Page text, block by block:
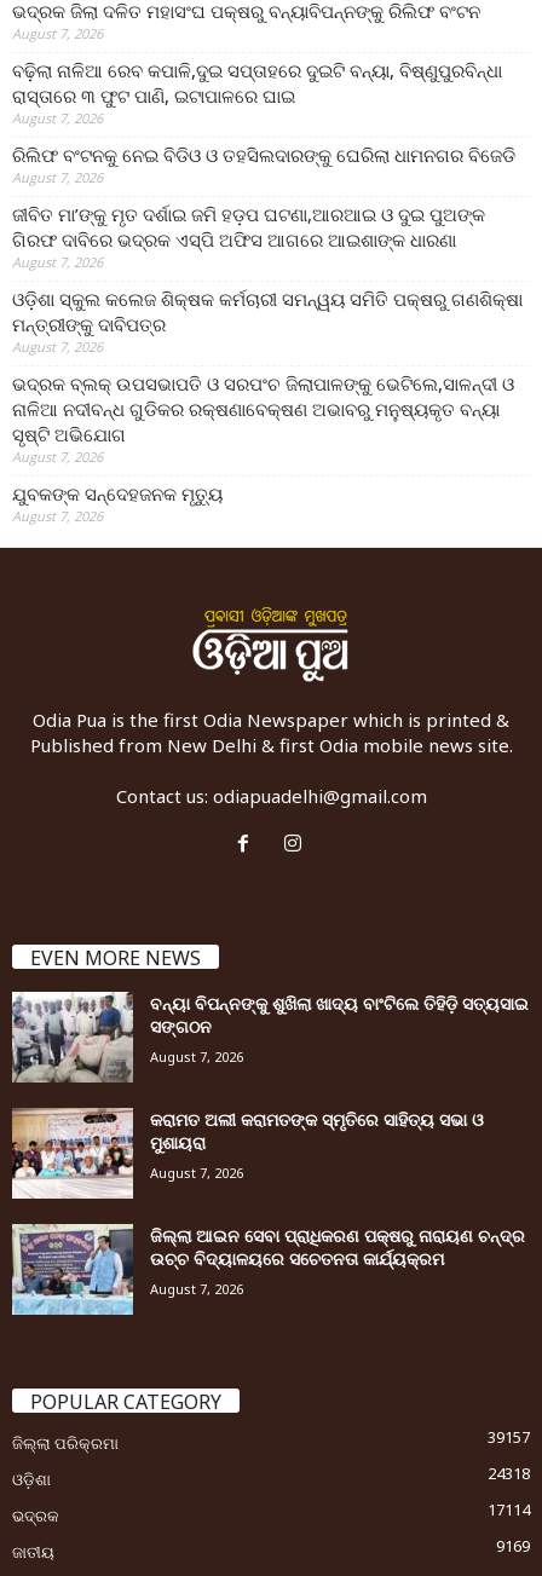
ଭଦ୍ରକ ଜିଲା ଦଳିତ ମହାସଂଘ ପକ୍ଷରୁ ବନ୍ୟାବିପନ୍ନଙ୍କୁ ରିଲିଫ ବଂଟନ
August 7, 2026
ବଢ଼ିଲା ନାଳିଆ ରେବ କପାଳି,ଦୁଇ ସପ୍ତାହରେ ଦୁଇଟି ବନ୍ୟା, ବିଷ୍ଣୁପୁରବିନ୍ଧା
ରାସ୍ତାରେ ୩ ଫୁଟ ପାଣି, ଇଟାପାଳରେ ଘାଇ
August 7, 2026
ରିଲିଫ ବଂଟନକୁ ନେଇ ବିଡିଓ ଓ ତହସିଲଦାରଙ୍କୁ ଘେରିଲା ଧାମନଗର ବିଜେଡି
August 7, 2026
ଜୀବିତ ମା’ଙ୍କୁ ମୃତ ଦର୍ଶାଇ ଜମି ହଡ଼ପ ଘଟଣା,ଆରଆଇ ଓ ଦୁଇ ପୁଅଙ୍କ
ଗିରଫ ଦାବିରେ ଭଦ୍ରକ ଏସ୍‌ପି ଅଫିସ ଆଗରେ ଆଇଶାଙ୍କ ଧାରଣା
August 7, 2026
ଓଡ଼ିଶା ସ୍କୁଲ କଲେଜ ଶିକ୍ଷକ କର୍ମଚାରୀ ସମନ୍ୱୟ ସମିତି ପକ୍ଷରୁ ଗଣଶିକ୍ଷା
ମନ୍ତ୍ରୀଙ୍କୁ ଦାବିପତ୍ର
August 7, 2026
ଭଦ୍ରକ ବ୍ଲକ୍ ଉପସଭାପତି ଓ ସରପଂଚ ଜିଲାପାଳଙ୍କୁ ଭେଟିଲେ,ସାଳନ୍ଦୀ ଓ
ନାଳିଆ ନଦୀବନ୍ଧ ଗୁଡିକର ରକ୍ଷଣାବେକ୍ଷଣ ଅଭାବରୁ ମନୁଷ୍ୟକୃତ ବନ୍ୟା
ସୃଷ୍ଟି ଅଭିଯୋଗ
August 7, 2026
ଯୁବକଙ୍କ ସନ୍ଦେହଜନକ ମୃତ୍ୟୁ
August 7, 2026
Odia Pua is the first Odia Newspaper which is printed &
Published from New Delhi & first Odia mobile news site.
Contact us: odiapuadelhi@gmail.com
EVEN MORE NEWS
ବନ୍ୟା ବିପନ୍ନଙ୍କୁ ଶୁଖିଲା ଖାଦ୍ୟ ବାଂଟିଲେ ତିହିଡି଼ ସତ୍ୟସାଇ
ସଙ୍ଗଠନ
August 7, 2026
କରାମତ ଅଲୀ କରାମତଙ୍କ ସ୍ମୃତିରେ ସାହିତ୍ୟ ସଭା ଓ
ମୁଶାୟରା
August 7, 2026
ଜିଲ୍ଲା ଆଇନ ସେବା ପ୍ରାଧିକରଣ ପକ୍ଷରୁ ନାରାୟଣ ଚନ୍ଦ୍ର
ଉଚ୍ଚ ବିଦ୍ୟାଳୟରେ ସଚେତନତା କାର୍ଯ୍ୟକ୍ରମ
August 7, 2026
POPULAR CATEGORY
ଜିଲ୍ଲା ପରିକ୍ରମା
39157
ଓଡ଼ିଶା
24318
ଭଦ୍ରକ
17114
ଜାତୀୟ
9169